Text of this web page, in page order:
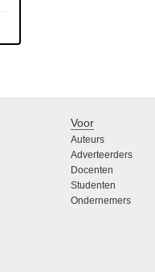
Voor
Auteurs
Adverteerders
Docenten
Studenten
Ondernemers